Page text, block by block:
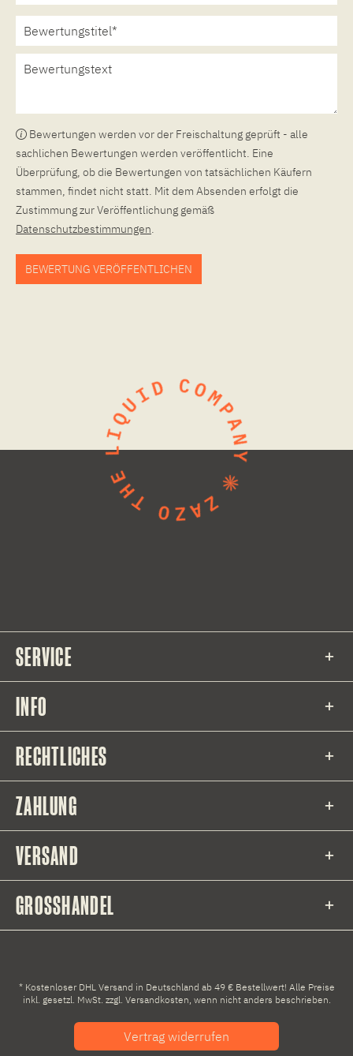
Bewertungen werden vor der Freischaltung geprüft - alle
sachlichen Bewertungen werden veröffentlicht. Eine
Überprüfung, ob die Bewertungen von tatsächlichen Käufern
stammen, findet nicht statt. Mit dem Absenden erfolgt die
Zustimmung zur Veröffentlichung gemäß
Datenschutzbestimmungen.
BEWERTUNG VERÖFFENTLICHEN
SERVICE
INFO
RECHTLICHES
ZAHLUNG
VERSAND
GROSSHANDEL
* Kostenloser DHL Versand in Deutschland ab 49 € Bestellwert! Alle Preise
inkl. gesetzl. MwSt. zzgl. Versandkosten, wenn nicht anders beschrieben.
Vertrag widerrufen